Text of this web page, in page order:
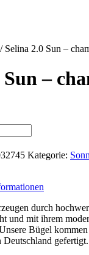
/ Selina 2.0 Sun –
Sun –
Kategorie:
durch
und mit ihrem
Bügel
gefertigt.